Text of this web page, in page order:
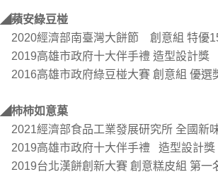
◢蘋安綠豆椪
2020經濟部南臺灣大餅節 創意組 特優
2019高雄市政府十大伴手禮 造型設計獎
2016高雄市政府綠豆椪大賽 創意組 優選
◢柿柿如意菓
2021經濟部食品工業發展研究所 全國新
2019高雄市政府十大伴手禮 造型設計獎
2019台北漢餅創新大賽 創意糕皮組 第一